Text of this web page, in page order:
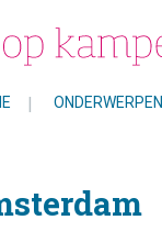
| ONDERWERPEN